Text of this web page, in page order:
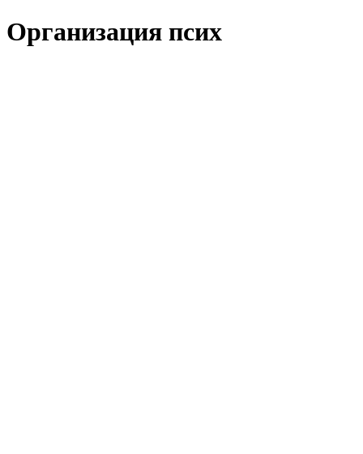
Организация псих